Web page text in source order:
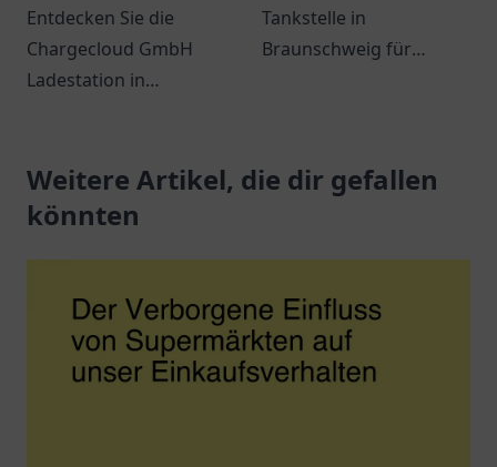
Entdecken Sie die
Chargecloud GmbH
Ladestation in
zum Laden von
Elektroautos.
Tankstelle in
Braunschweig für
Weitere Artikel, die dir gefallen
könnten